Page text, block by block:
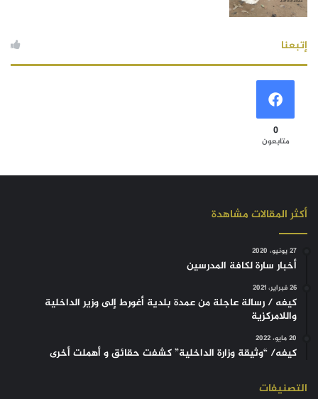
إتبعنا
0
متابعون
أكثر المقالات مشاهدة
27 يونيو، 2020
أخبار سارة لكافة المدرسين
26 فبراير، 2021
كيفه / رسالة عاجلة من عمدة بلدية أغورط إلى وزير الداخلية
واللامركزية
20 مايو، 2022
كيفه/ “وثيقة وزارة الداخلية” كشفت حقائق و أهملت أخرى
التصنيفات